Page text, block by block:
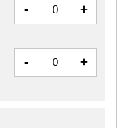
- +
- +